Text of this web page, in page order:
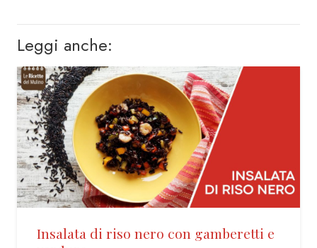
Leggi anche:
Focaccia Genovese